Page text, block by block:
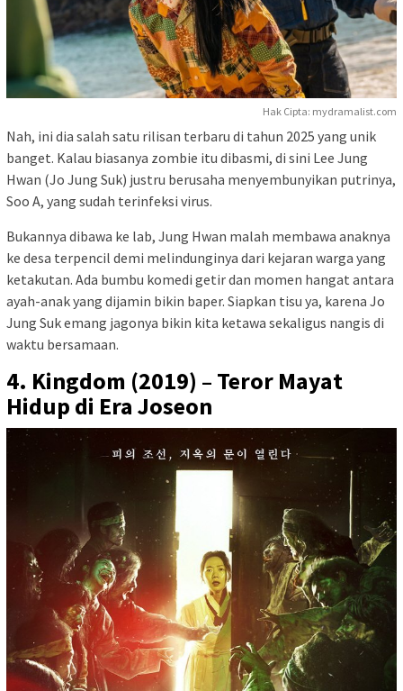
Hak Cipta: mydramalist.com
Nah, ini dia salah satu rilisan terbaru di tahun 2025 yang unik
banget. Kalau biasanya zombie itu dibasmi, di sini Lee Jung
Hwan (Jo Jung Suk) justru berusaha menyembunyikan putrinya,
Soo A, yang sudah terinfeksi virus.
Bukannya dibawa ke lab, Jung Hwan malah membawa anaknya
ke desa terpencil demi melindunginya dari kejaran warga yang
ketakutan. Ada bumbu komedi getir dan momen hangat antara
ayah-anak yang dijamin bikin baper. Siapkan tisu ya, karena Jo
Jung Suk emang jagonya bikin kita ketawa sekaligus nangis di
waktu bersamaan.
4. Kingdom (2019) – Teror Mayat
Hidup di Era Joseon